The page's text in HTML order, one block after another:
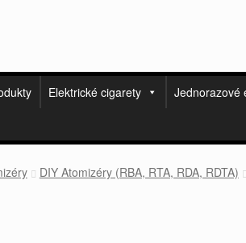
Elektrické cigarety Jednorazové
DIY Atomizéry (RBA, RTA, RDA, RDTA)